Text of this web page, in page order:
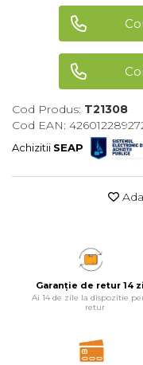
Rafturi
Baterii AAA
Corpuri de Iluminat
Echipamente Pentru
Auto
Cod Produs: T21308
Cod EAN:
Achizitii SEAP
Garanție de retur 14
Ai 14 de zile la dispozitie
retur